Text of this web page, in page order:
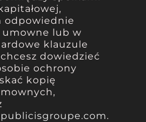
odpowiednie
umowne lub w
klauzule
dowiedzieć
ochrony
kopię
.